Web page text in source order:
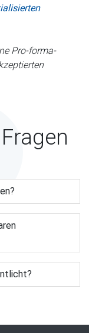
Pro-forma-